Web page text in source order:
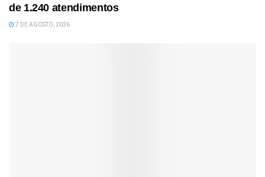
de 1.240 atendimentos
7 DE AGOSTO, 2026